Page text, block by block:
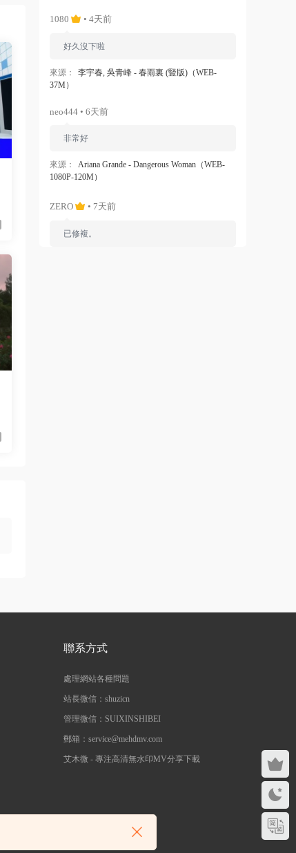
1080 • 4天前
好久沒下啦
來源：
李宇春, 吳青峰 - 春雨裏 (豎版)（WEB-
37M）
neo444 • 6天前
非常好
來源：
Ariana Grande - Dangerous Woman（WEB-
1080P-120M）
ZERO • 7天前
已修複。
來源： 留言闆
這歌沒MV
聯系方式
處理網站各種問題
站長微信：shuzicn
管理微信：SUIXINSHIBEI
郵箱：service@mehdmv.com
艾木微 - 專注高清無水印MV分享下載